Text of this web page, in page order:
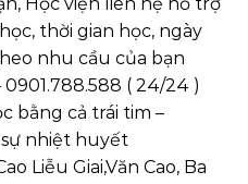
thời gian học, ngày
nhu cầu của bạn
0901.788.588 ( 24/24 )
bằng cả trái tim –
nhiệt huyết
Liễu Giai,Văn Cao, Ba